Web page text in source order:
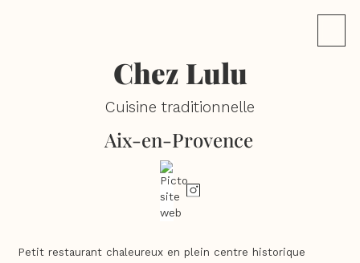
Chez Lulu
Cuisine traditionnelle
Aix-en-Provence
Petit restaurant chaleureux en plein centre historique